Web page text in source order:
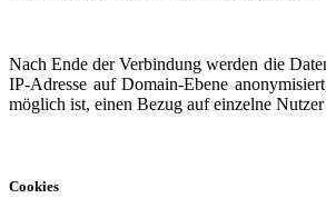
Nach Ende der Verbindung werden die
IP-Adresse auf Domain-Ebene
möglich ist, einen Bezug auf einzelne Nutzer
Cookies